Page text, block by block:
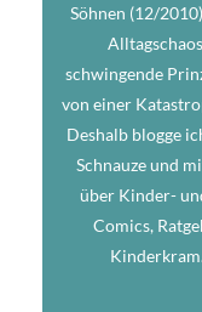
Söhnen (12/
schwingende
von einer
Deshalb blogge
Schnauze und
über Kinder-
Comics,